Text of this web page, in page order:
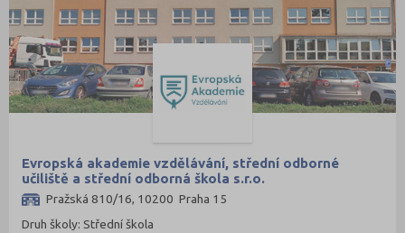
Evropská akademie vzdělávání, střední odborné
učiliště a střední odborná škola s.r.o.
Pražská 810/16, 10200 Praha 15
Druh školy: Střední škola